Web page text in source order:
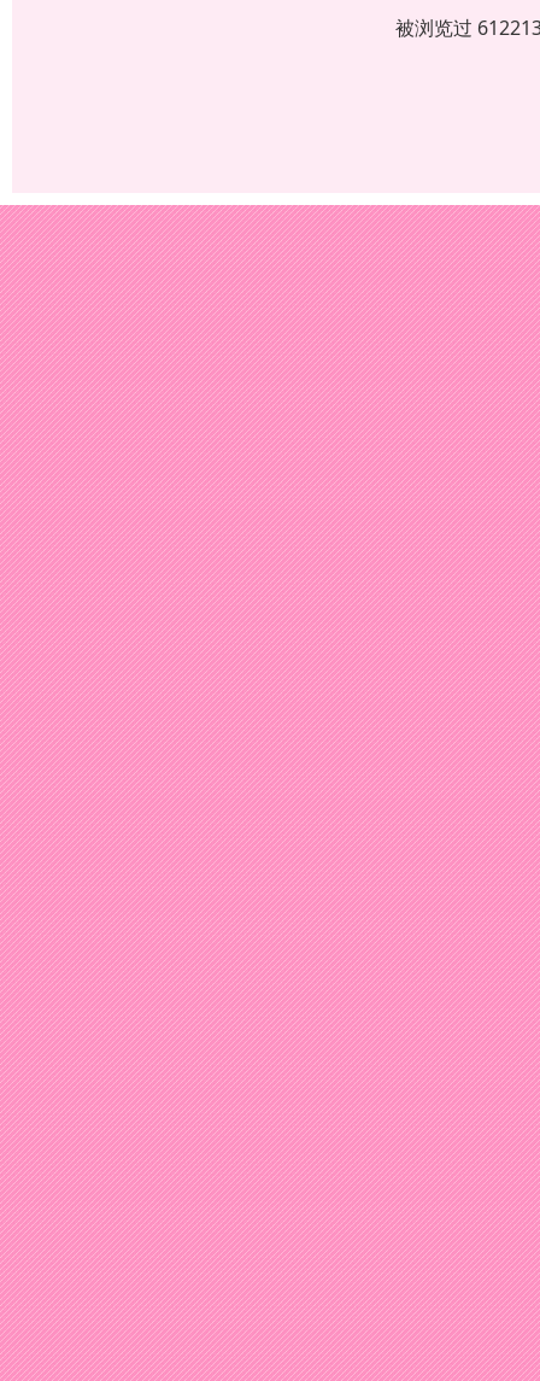
被浏览过